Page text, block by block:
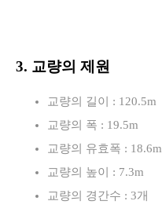
3. 교량의 제원
교량의 길이 : 120.5m
교량의 폭 : 19.5m
교량의 유효폭 : 18.6m
교량의 높이 : 7.3m
교량의 경간수 : 3개